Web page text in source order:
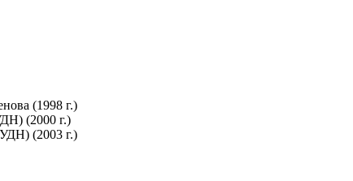
(1998 г.)
(2000 г.)
(2003 г.)